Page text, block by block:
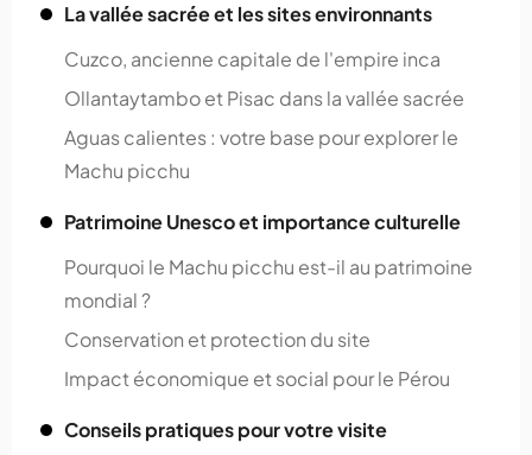
La vallée sacrée et les sites environnants
Cuzco, ancienne capitale de l'empire inca
Ollantaytambo et Pisac dans la vallée sacrée
Aguas calientes : votre base pour explorer le
Machu picchu
Patrimoine Unesco et importance culturelle
Pourquoi le Machu picchu est-il au patrimoine
mondial ?
Conservation et protection du site
Impact économique et social pour le Pérou
Conseils pratiques pour votre visite